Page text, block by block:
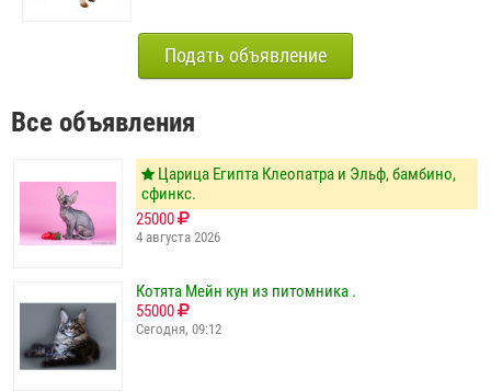
Подать объявление
Все объявления
Царица Египта Клеопатра и Эльф, бамбино,
сфинкс.
25000
4 августа 2026
Котята Мейн кун из питомника .
55000
Сегодня, 09:12